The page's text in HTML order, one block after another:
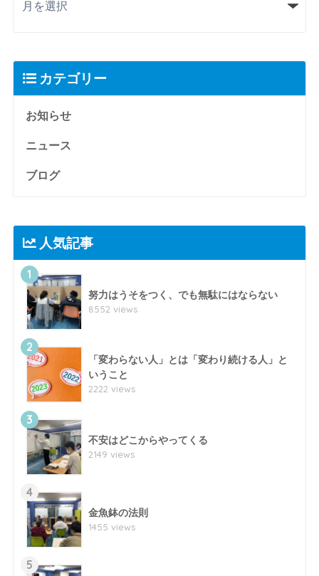
カテゴリー
お知らせ
ニュース
ブログ
人気記事
1
努力はうそをつく、でも無駄にはならない
8552 views
2
「変わらない人」とは「変わり続ける人」と
いうこと
2222 views
3
不安はどこからやってくる
2149 views
4
金魚鉢の法則
1455 views
5